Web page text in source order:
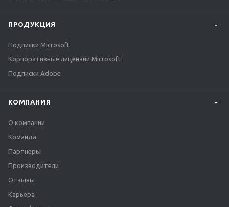
ПРОДУКЦИЯ
Подписки Microsoft
Корпоративные лицензии Microsoft
Подписки Adobe
КОМПАНИЯ
О компании
Команда
Партнеры
Производители
Отзывы
Карьера